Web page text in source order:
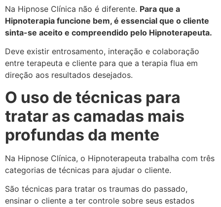
Na Hipnose Clínica não é diferente. Para que a
Hipnoterapia funcione bem, é essencial que o cliente
sinta-se aceito e compreendido pelo Hipnoterapeuta.
Deve existir entrosamento, interação e colaboração
entre terapeuta e cliente para que a terapia flua em
direção aos resultados desejados.
O uso de técnicas para
tratar as camadas mais
profundas da mente
Na Hipnose Clínica, o Hipnoterapeuta trabalha com três
categorias de técnicas para ajudar o cliente.
São técnicas para tratar os traumas do passado,
ensinar o cliente a ter controle sobre seus estados